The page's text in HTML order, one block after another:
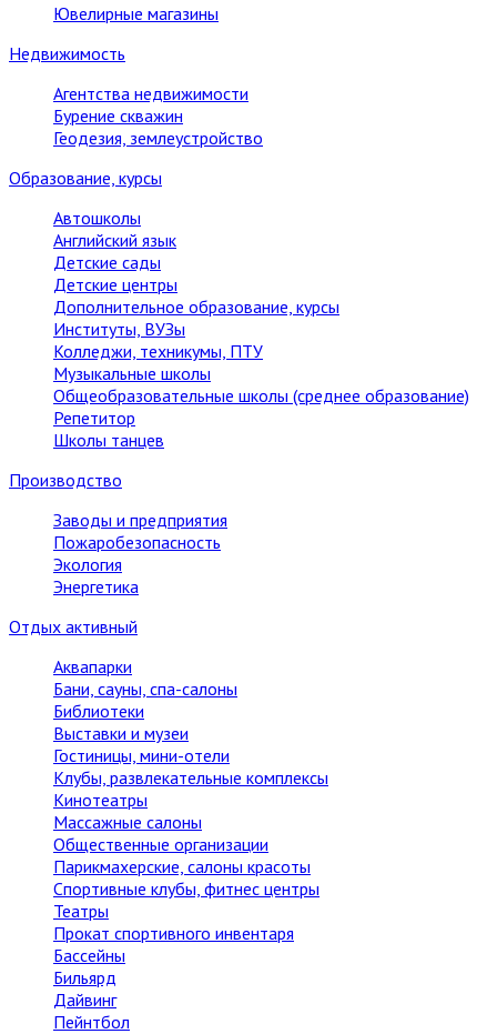
Ювелирные магазины
Недвижимость
Агентства недвижимости
Бурение скважин
Геодезия, землеустройство
Образование, курсы
Автошколы
Английский язык
Детские сады
Детские центры
Дополнительное образование, курсы
Институты, ВУЗы
Колледжи, техникумы, ПТУ
Музыкальные школы
Общеобразовательные школы (среднее образование)
Репетитор
Школы танцев
Производство
Заводы и предприятия
Пожаробезопасность
Экология
Энергетика
Отдых активный
Аквапарки
Бани, сауны, спа-салоны
Библиотеки
Выставки и музеи
Гостиницы, мини-отели
Клубы, развлекательные комплексы
Кинотеатры
Массажные салоны
Общественные организации
Парикмахерские, салоны красоты
Спортивные клубы, фитнес центры
Театры
Прокат спортивного инвентаря
Бассейны
Бильярд
Дайвинг
Пейнтбол